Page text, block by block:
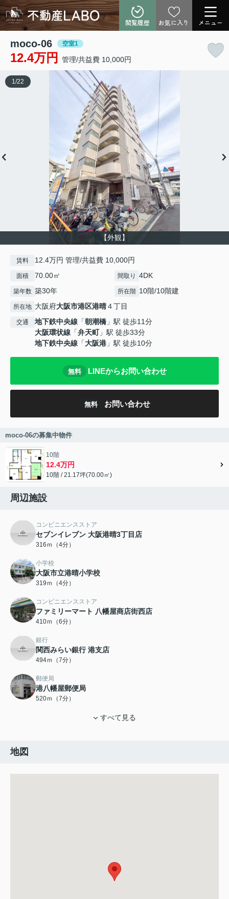
閲覧履歴 お気に入り メニュー
moco-06 空室1
12.4万円 管理/共益費 10,000円
【外観】
1 /22
賃料 12.4万円 管理/共益費 10,000円
面積 70.00㎡ 間取り 4DK
築年数 築30年 所在階 10階/10階建
所在地 大阪府大阪市港区港晴４丁目
交通 地下鉄中央線 「朝潮橋 」駅 徒歩11分
大阪環状線 「弁天町」駅 徒歩33分
地下鉄中央線 「大阪港 」駅 徒歩10分
無料 LINEからお問い合わせ
無料 お問い合わせ
moco-06の募集中物件
10階
12.4万円
10階 / 21.17坪(70.00㎡)
周辺施設
コンビニエンスストア
セブンイレブン 大阪港晴3丁目店
316ｍ（4分）
小学校
大阪市立港晴小学校
319ｍ（4分）
コンビニエンスストア
ファミリーマート 八幡屋商店街西店
410ｍ（6分）
銀行
関西みらい銀行 港支店
494ｍ（7分）
郵便局
港八幡屋郵便局
520ｍ（7分）
すべて見る
地図